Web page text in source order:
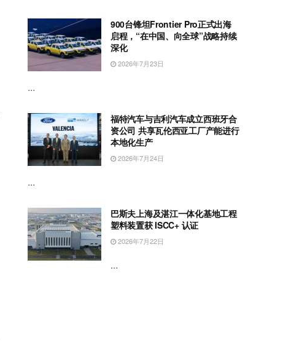
900台锋坦Frontier Pro正式出海
启程，“在中国、向全球”战略持续
深化
2026年7月23日
...
福特汽车与吉利汽车成立西班牙合
资公司 共享瓦伦西亚工厂产能进行
本地化生产
2026年7月24日
...
巴斯夫上海及湛江一体化基地工程
塑料装置获 ISCC+ 认证
2026年7月22日
...